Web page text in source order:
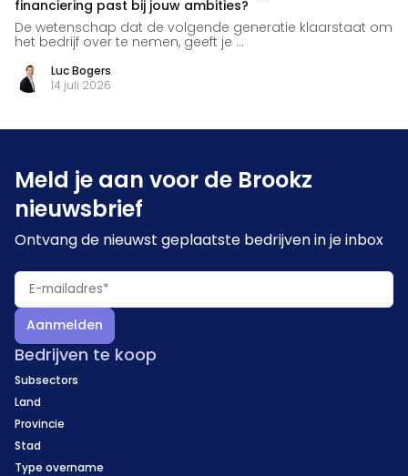
financiering past bij jouw ambities?
De wetenschap dat de volgende generatie klaarstaat om
het bedrijf over te nemen, geeft je ...
Luc Bogers
14 juli 2026
Meld je aan voor de Brookz
nieuwsbrief
Ontvang de nieuwst geplaatste bedrijven in je inbox
Aanmelden
Bedrijven te koop
Subsectors
Land
Provincie
Stad
Type overname